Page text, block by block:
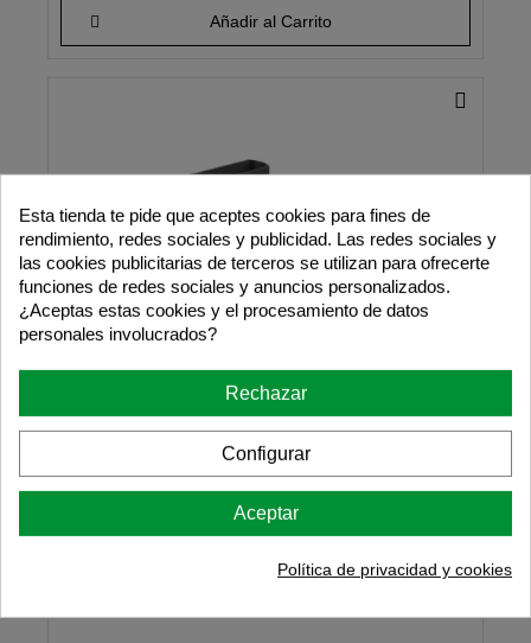
Añadir al Carrito
Pack de dos piezas de unión para
Esta tienda te pide que aceptes cookies para fines de
rendimiento, redes sociales y publicidad. Las redes sociales y
las cookies publicitarias de terceros se utilizan para ofrecerte
funciones de redes sociales y anuncios personalizados.
¿Aceptas estas cookies y el procesamiento de datos
personales involucrados?
Rechazar
Configurar
Aceptar
Política de privacidad y cookies